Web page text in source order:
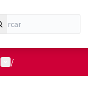
Menú d'usuari
/